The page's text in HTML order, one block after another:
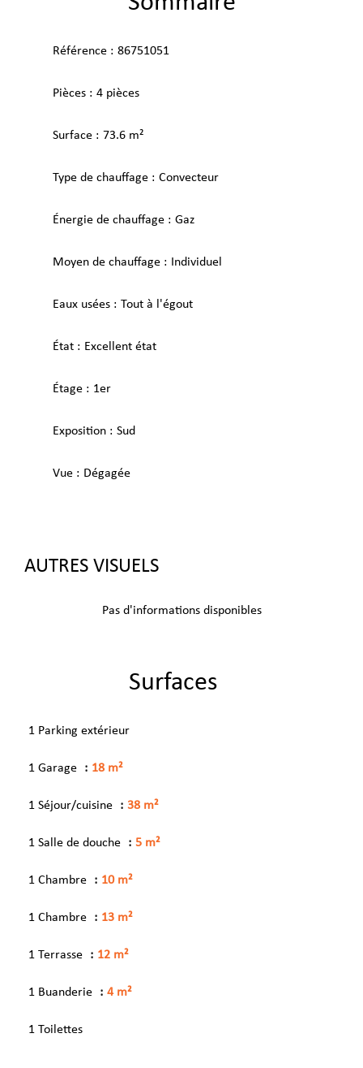
Référence 86751051
Pièces 4 pièces
Surface 73.6 m²
Type de chauffage Convecteur
Énergie de chauffage Gaz
Moyen de chauffage Individuel
Eaux usées Tout à l'égout
État Excellent état
Étage 1er
Exposition Sud
Vue Dégagée
AUTRES VISUELS
Pas d'informations disponibles
Surfaces
1 Parking extérieur
1 Garage 18 m²
1 Séjour/cuisine 38 m²
1 Salle de douche 5 m²
1 Chambre 10 m²
1 Chambre 13 m²
1 Terrasse 12 m²
1 Buanderie 4 m²
1 Toilettes